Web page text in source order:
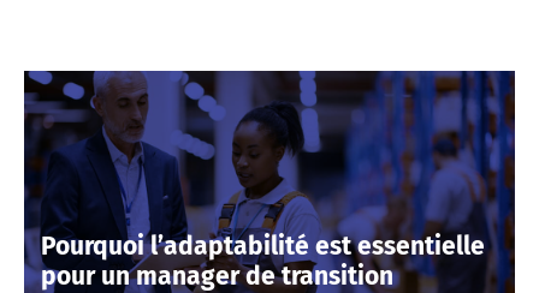
Pourquoi l’adaptabilité est essentielle
pour un manager de transition